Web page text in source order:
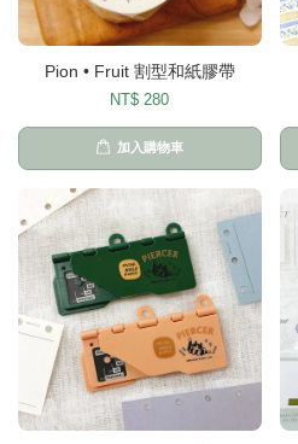
Pion • Fruit 割型和紙膠帶
NT$ 280
加入購物車